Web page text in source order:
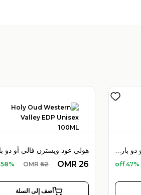
OMR 26
OMR 62
58% off
أضف إلى السلة
هولي عود لا فوي إنتنسو أو دو بارفان 100 مل للجنسين
47% off